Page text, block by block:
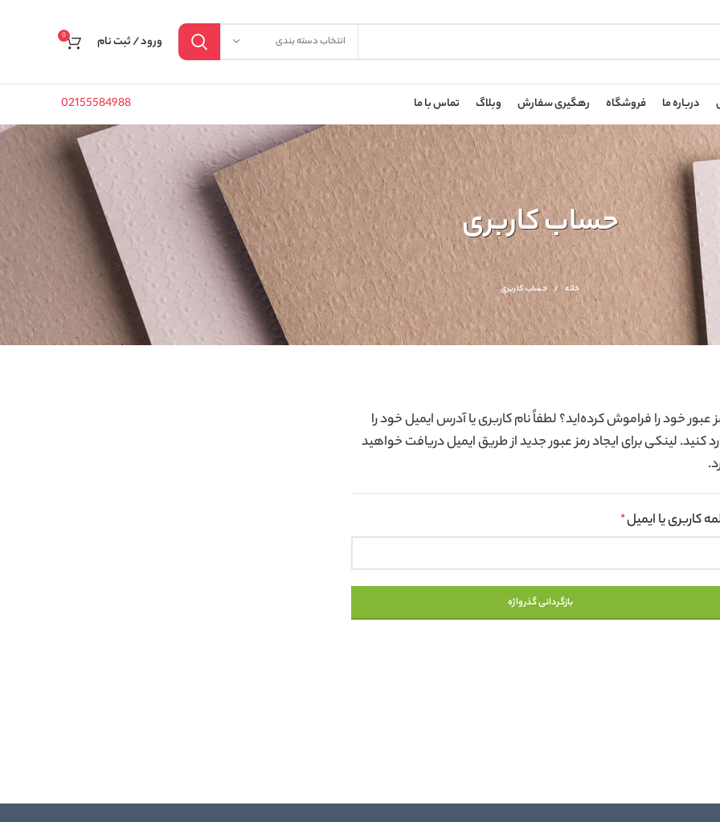
انتخاب دسته بندی ورود / ثبت نام 0
درباره ما فروشگاه رهگیری سفارش وبلاگ تماس با ما 02155584988
حساب کاربری
خانه حساب کاربری
عبور خود را فراموش کرده‌اید؟ لطفاً نام کاربری یا آدرس ایمیل خود را
کنید. لینکی برای ایجاد رمز عبور جدید از طریق ایمیل دریافت خواهید
کاربری یا ایمیل*
بازگردانی گذرواژه